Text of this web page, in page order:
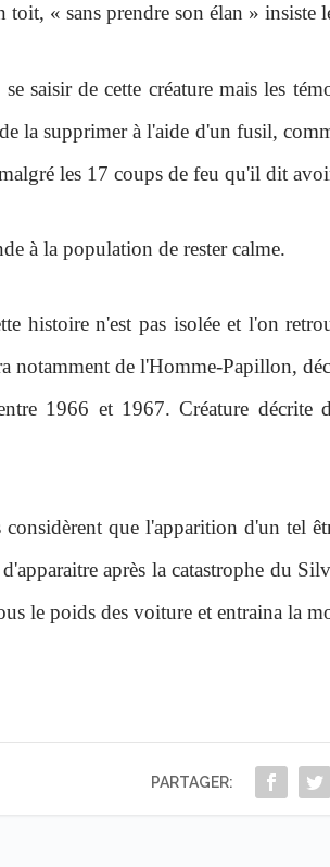
toit, « sans prendre son élan »
se saisir de cette créature mais les
la supprimer à l'aide d'un fusil,
les 17 coups de feu qu'il dit
à la population de rester calme.
histoire n'est pas isolée et l'on
notamment de l'Homme-Papillon,
1966 et 1967. Créature
considèrent que l'apparition d'un tel
après la catastrophe du
le poids des voiture et entraina la
PARTAGER: